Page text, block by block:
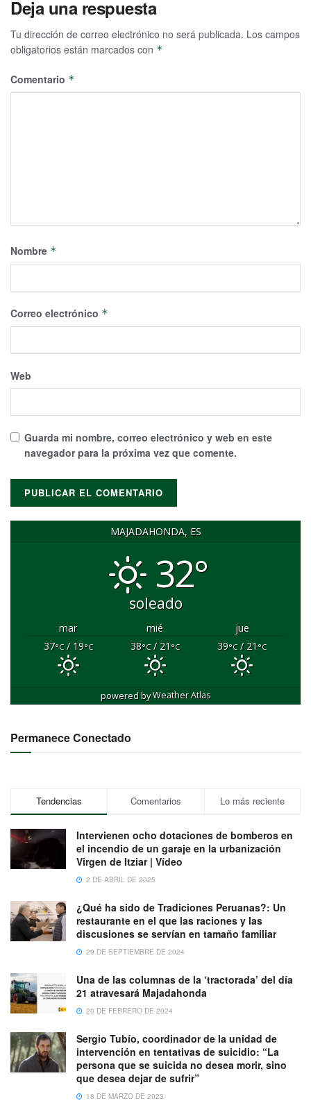
Deja una respuesta
Tu dirección de correo electrónico no será publicada. Los campos
obligatorios están marcados con *
Comentario *
Nombre *
Correo electrónico *
Web
Guarda mi nombre, correo electrónico y web en este
navegador para la próxima vez que comente.
MAJADAHONDA, ES
32°
soleado
mar mié
jue
37°C/ 19°C 38°C/ 21 °C 39°C/ 21 °C
powered byWeather Atlas
Permanece Conectado
Tendencias Comentarios Lo más reciente
Intervienen ocho dotaciones de bomberos en
el incendio de un garaje en la urbanización
Virgen de Itziar | Vídeo
2 DE ABRIL DE 2025
¿Qué ha sido de Tradiciones Peruanas?: Un
restaurante en el que las raciones y las
discusiones se servían en tamaño familiar
29 DE SEPTIEMBRE DE 2024
Una de las columnas de la ‘tractorada’ del día
21 atravesará Majadahonda
20 DE FEBRERO DE 2024
Sergio Tubío, coordinador de la unidad de
intervención en tentativas de suicidio: “La
persona que se suicida no desea morir, sino
que desea dejar de sufrir”
18 DE MARZO DE 2023